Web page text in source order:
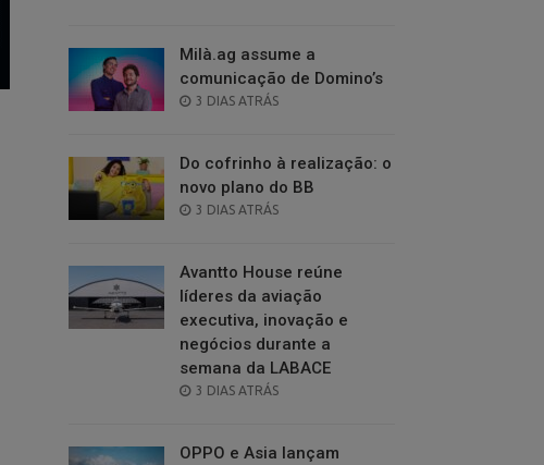
Milà.ag assume a
comunicação de Domino’s
POSTED
3 DIAS ATRÁS
Do cofrinho à realização: o
novo plano do BB
POSTED
3 DIAS ATRÁS
Avantto House reúne
líderes da aviação
executiva, inovação e
negócios durante a
semana da LABACE
POSTED
3 DIAS ATRÁS
OPPO e Asia lançam